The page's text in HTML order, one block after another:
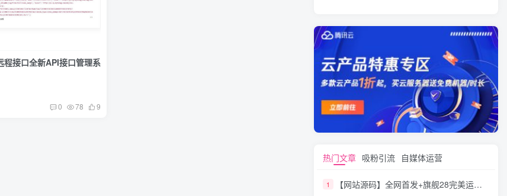
接口全新API接口管理系
0 78 9
热门文章 吸粉引流 自媒体运营
1 【网站源码】全网首发+旗舰28完美运营Java版高仿28圈+彩种丰富+机器人+眯牌